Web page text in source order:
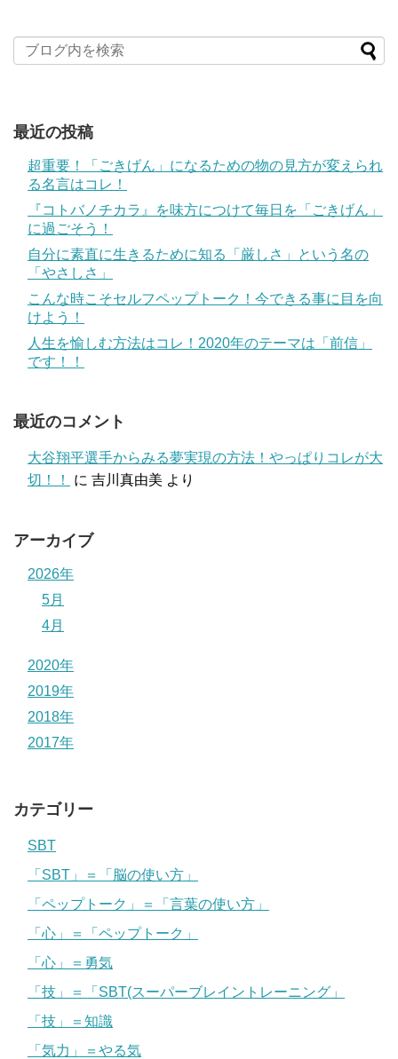
最近の投稿
超重要！「ごきげん」になるための物の見方が変えられ
る名言はコレ！
『コトバノチカラ』を味方につけて毎日を「ごきげん」
に過ごそう！
自分に素直に生きるために知る「厳しさ」という名の
「やさしさ」
こんな時こそセルフペップトーク！今できる事に目を向
けよう！
人生を愉しむ方法はコレ！2020年のテーマは「前信」
です！！
最近のコメント
大谷翔平選手からみる夢実現の方法！やっぱりコレが大
切！！
に 吉川真由美 より
アーカイブ
2026年
5月
4月
2020年
2019年
2018年
2017年
カテゴリー
SBT
「SBT」＝「脳の使い方」
「ペップトーク」＝「言葉の使い方」
「心」＝「ペップトーク」
「心」＝勇気
「技」＝「SBT(スーパーブレイントレーニング」
「技」＝知識
「気力」＝やる気